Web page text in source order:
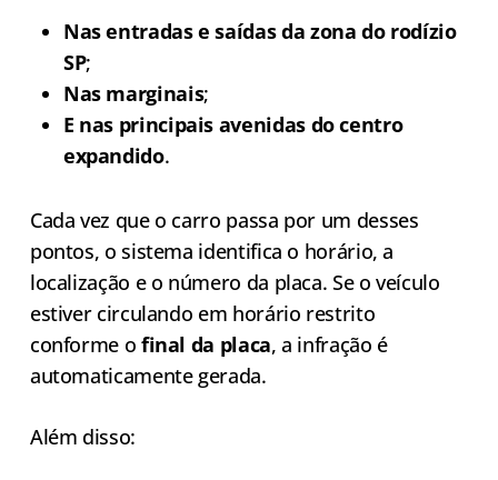
Nas entradas e saídas da zona do rodízio
SP;
Nas marginais;
E nas principais avenidas do centro
expandido.
Cada vez que o carro passa por um desses
pontos, o sistema identifica o horário, a
localização e o número da placa. Se o veículo
estiver circulando em horário restrito
conforme o final da placa, a infração é
automaticamente gerada.
Além disso: